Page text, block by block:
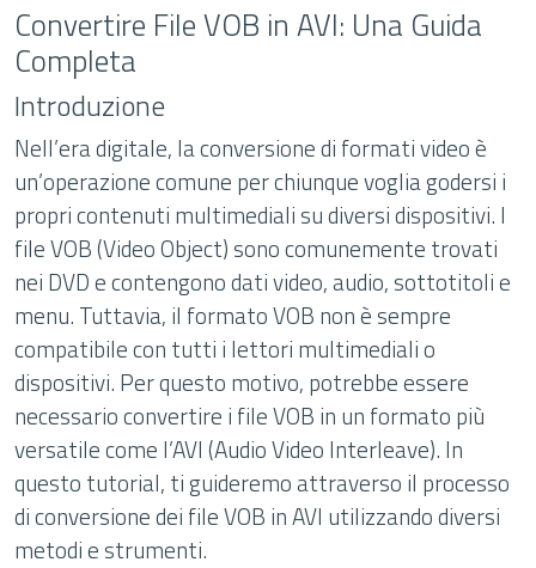
Convertire File VOB in AVI: Una Guida
Completa
Introduzione
Nell’era digitale, la conversione di formati video è
un’operazione comune per chiunque voglia godersi i
propri contenuti multimediali su diversi dispositivi. I
file VOB (Video Object) sono comunemente trovati
nei DVD e contengono dati video, audio, sottotitoli e
menu. Tuttavia, il formato VOB non è sempre
compatibile con tutti i lettori multimediali o
dispositivi. Per questo motivo, potrebbe essere
necessario convertire i file VOB in un formato più
versatile come l’AVI (Audio Video Interleave). In
questo tutorial, ti guideremo attraverso il processo
di conversione dei file VOB in AVI utilizzando diversi
metodi e strumenti.